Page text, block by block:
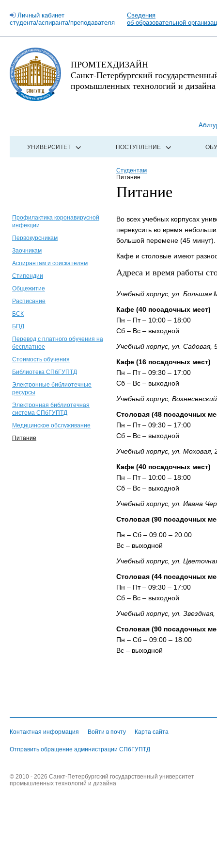
Личный кабинет
студента/аспиранта/преподавателя
Сведения
об образовательной
ПРОМТЕХДИЗАЙН
Санкт-Петербургский
промышленных технологий и дизайна
УНИВЕРСИТЕТ ПОСТУПЛЕНИЕ
Студентам
Питание
Питание
Профилактика коронавирусной
инфекции
Первокурсникам
Заочникам
Аспирантам и соискателям
Стипендии
Общежитие
Расписание
БСК
БПД
Перевод с платного обучения на
бесплатное
Стоимость обучения
Библиотека СПбГУПТД
Электронные библиотечные
ресурсы
Электронная библиотечная
система СПбГУПТД
Медицинское обслуживание
Питание
Во всех учебных корпусах
перекусить во время
большой перемене (45 минут).
Кафе и столовые имеют
Адреса и время работы
Учебный корпус, ул. Большая
Кафе (40 посадочных мест)
Пн – Пт – 10:00 – 18:00
Сб – Вс – выходной
Учебный корпус, ул. Садовая,
Кафе (16 посадочных мест)
Пн – Пт – 09:30 – 17:00
Сб – Вс – выходной
Учебный корпус,
Столовая (48 посадочных
Пн – Пт – 09:30 – 17:00
Сб – Вс – выходной
Учебный корпус, ул. Моховая,
Кафе (40 посадочных мест)
Пн – Пт – 10:00 – 18:00
Сб – Вс – выходной
Учебный корпус, ул. Ивана
Столовая (90 посадочных
Пн – Сб – 09:00 – 20:00
Вс – выходной
Учебный корпус, ул.
Столовая (44 посадочных
Пн – Пт – 09:30 – 17:00
Сб – Вс – выходной
Учебный корпус, ул.
Столовая (90 посадочных
Пн – Сб – 09:00 – 18:00
Вс – выходной
Контактная информация Войти в почту Карта сайта
Отправить обращение администрации СПбГУПТД
© 2010 - 2026 Санкт-Петербургский государственный университет
промышленных технологий и дизайна